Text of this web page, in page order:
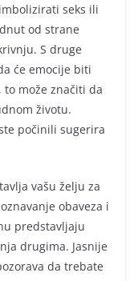
seks ili
od strane
S druge
će emocije biti
to može značiti da
životu.
počinili sugerira
vašu želju za
obaveza i
predstavljaju
drugima. Jasnije
da trebate